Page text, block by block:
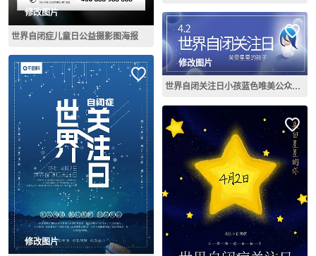
修改图片
世界自闭症儿童日公益摄影图海报
修改图片
修改图片
世界自闭关注日小孩蓝色唯美公众号首图